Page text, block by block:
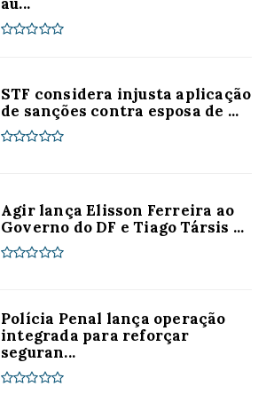
STF considera injusta aplicação
de sanções contra esposa de ...
Agir lança Elisson Ferreira ao
Governo do DF e Tiago Társis ...
Polícia Penal lança operação
integrada para reforçar
seguran...